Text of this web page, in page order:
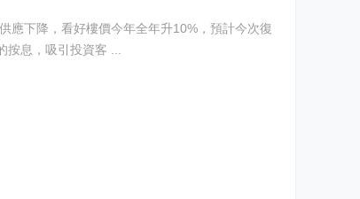
應下降，看好樓價今年全年升10%，預計今次復
3.25厘的按息，吸引投資客 ...